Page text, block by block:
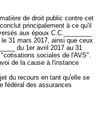
de droit public contre cet
principalement à ce qu'il
aux époux C.C.________
31 mars 2017, ainsi que ceux
du 1er avril 2017 au 31
sociales de l'AVS".
de la cause à l'instance
du recours en tant qu'elle se
fédéral des assurances